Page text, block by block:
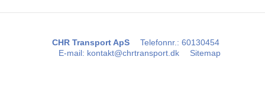
CHR Transport ApS Telefonnr.: 60130454
E-mail: kontakt@chrtransport.dk Sitemap